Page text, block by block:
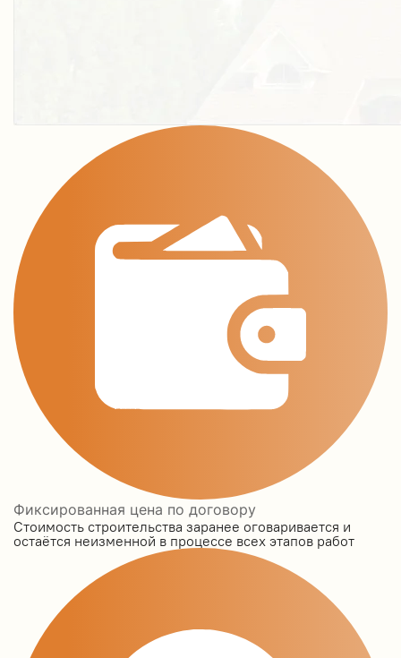
Фиксированная цена по договору
Стоимость строительства заранее оговаривается и
остаётся неизменной в процессе всех этапов работ